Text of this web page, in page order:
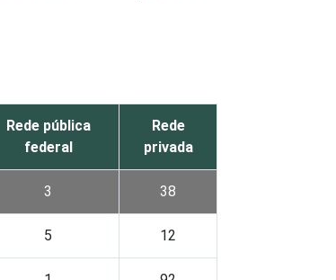
Rede pública
federal
Rede
privada
3 38
5 12